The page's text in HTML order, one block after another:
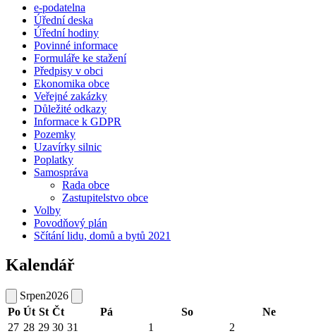
e-podatelna
Úřední deska
Úřední hodiny
Povinné informace
Formuláře ke stažení
Předpisy v obci
Ekonomika obce
Veřejné zakázky
Důležité odkazy
Informace k GDPR
Pozemky
Uzavírky silnic
Poplatky
Samospráva
Rada obce
Zastupitelstvo obce
Volby
Povodňový plán
Sčítání lidu, domů a bytů 2021
Kalendář
Srpen2026
Po Út St Čt Pá So
Ne
27 28 29 30 31 1 2